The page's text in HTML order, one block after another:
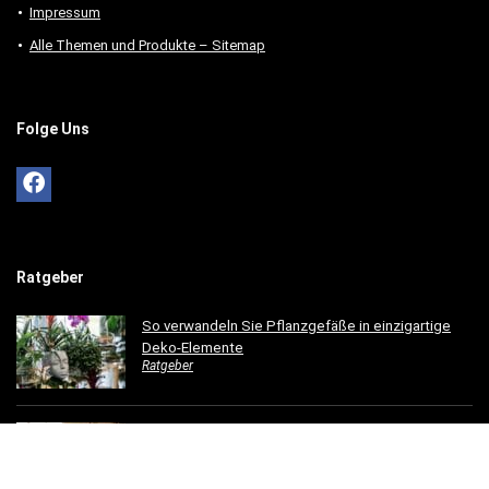
Impressum
Alle Themen und Produkte – Sitemap
Folge Uns
Ratgeber
So verwandeln Sie Pflanzgefäße in einzigartige
Deko-Elemente
Ratgeber